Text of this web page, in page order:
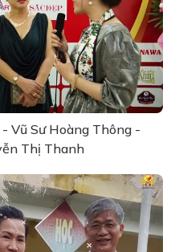
Vũ Sư Hoàng Thông -
Thị Thanh